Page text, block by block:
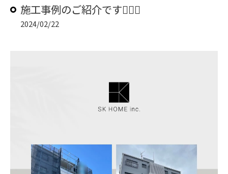
施工事例のご紹介です💁‍♀️✨
2024/02/22